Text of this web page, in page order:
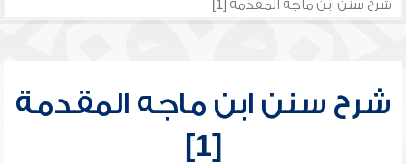
شرح سنن ابن ماجه المقدمة [1]
شرح سنن ابن ماجه المقدمة
[1]